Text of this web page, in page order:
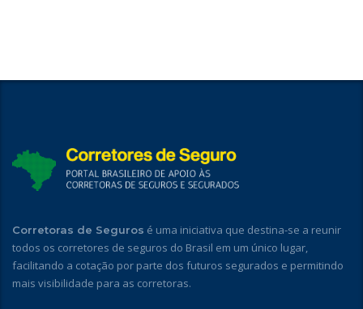
Corretoras de Seguros é uma iniciativa que destina-se a reunir
todos os corretores de seguros do Brasil em um único lugar,
facilitando a cotação por parte dos futuros segurados e permitindo
mais visibilidade para as corretoras.